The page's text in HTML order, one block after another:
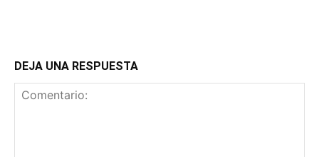
DEJA UNA RESPUESTA